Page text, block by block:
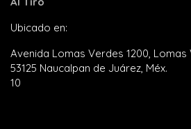
Ubicado en:
Avenida Lomas Verdes 1200, Lomas
53125 Naucalpan de
10